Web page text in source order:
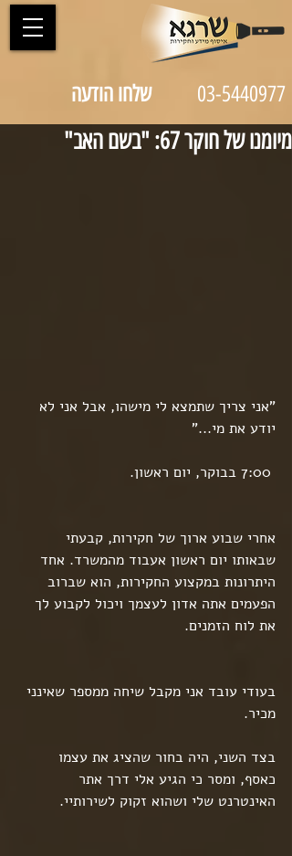
03-5440977 שלחו הודעה
מיומנו של חוקר 67: "בשם האב"
"אני צריך שתמצא לי מישהו, אבל אני לא
יודע את מי..."
אחרי שבוע ארוך של חקירות, קבעתי
שבאותו יום ראשון אעבוד מהמשרד. אחד
היתרונות במקצוע החקירות, הוא שברוב
הפעמים אתה אדון לעצמך ויכול לקבוע לך
את לוח הזמנים.
בעודי עובד אני מקבל שיחה ממספר שאינני
מכיר.
בצד השני, היה בחור שהציג את עצמו
כאסף, ומסר כי הגיע אלי דרך אתר
האינטרנט שלי ושהוא זקוק לשירותיי.